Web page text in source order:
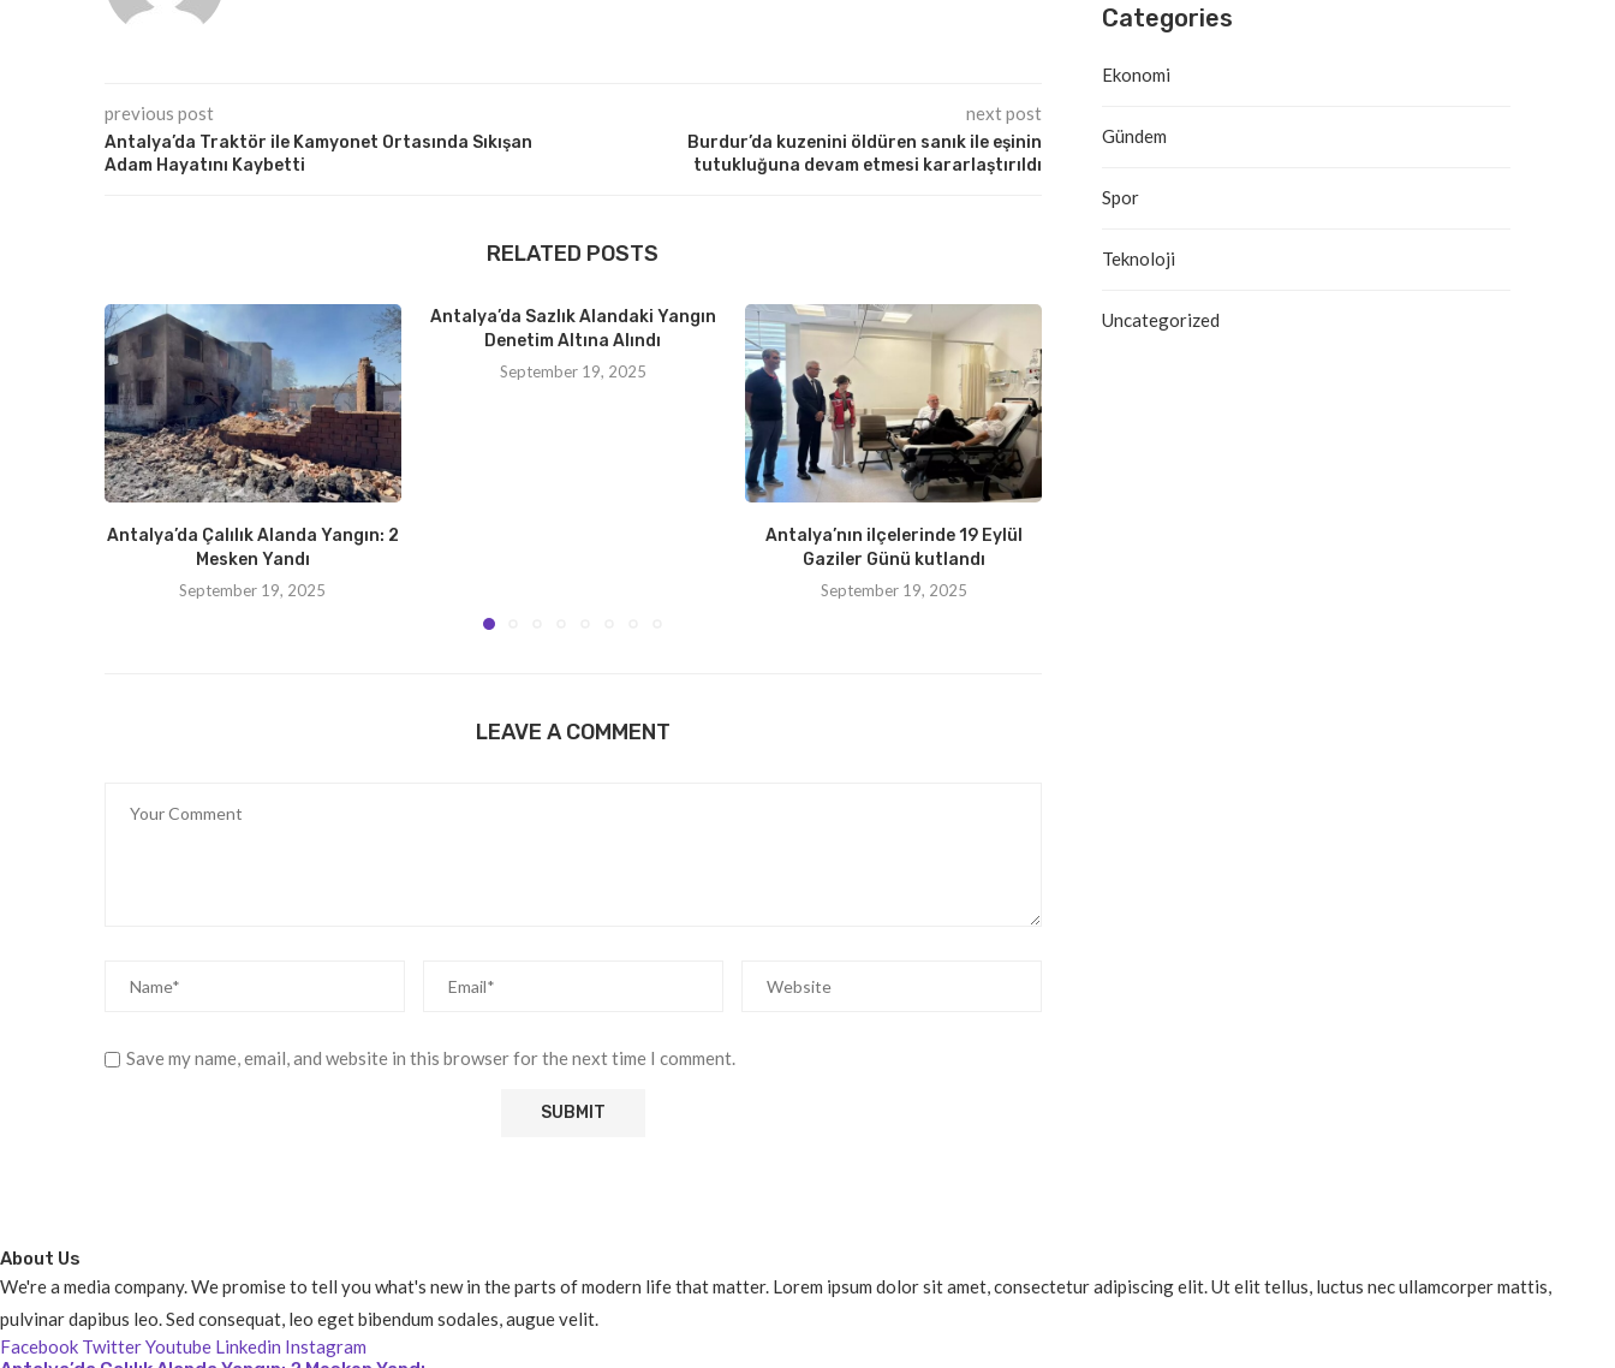
previous post
Antalya’da Traktör ile Kamyonet Ortasında Sıkışan
Adam Hayatını Kaybetti
next post
Burdur’da kuzenini öldüren sanık ile eşinin
tutukluğuna devam etmesi kararlaştırıldı
RELATED POSTS
Antalya’da Çalılık Alanda Yangın: 2
Mesken Yandı
September 19, 2025
Antalya’da Sazlık Alandaki Yangın
Denetim Altına Alındı
September 19, 2025
Antalya’nın ilçelerinde 19 Eylül
Gaziler Günü kutlandı
September 19, 2025
Antalya’da Yangın Denetim Altına
LEAVE A COMMENT
Save my name, email, and website in this browser for the next time I comment.
Categories
Ekonomi
Gündem
Spor
Teknoloji
Uncategorized
About Us
We're a media company. We promise to tell you what's new in the parts of modern life that matter. Lorem ipsum dolor sit amet, consectetur adipiscing elit. Ut elit tellus, luctus nec ullamcorper mattis,
pulvinar dapibus leo. Sed consequat, leo eget bibendum sodales, augue velit.
Facebook TwitterYoutube Linkedin Instagram